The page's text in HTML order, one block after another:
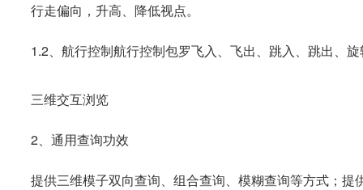
行走偏向，升高、降低视点。
1.2、航行控制航行控制包罗飞入、飞出、跳入、跳出、
三维交互浏览
2、通用查询功效
提供三维模子双向查询、组合查询、模糊查询等方式；